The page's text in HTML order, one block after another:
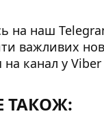
на наш
важливих
на канал у
ТАКОЖ: